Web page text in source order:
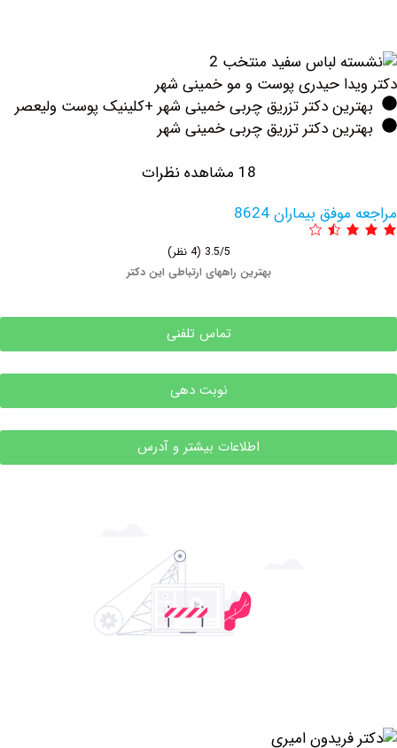
حیدری پوست و مو خمینی شهر
دکتر تزریق چربی خمینی شهر +کلینیک پوست ولیعصر
دکتر تزریق چربی خمینی شهر
بیماران 8624
بهترین راههای ارتباطی این دکتر
تماس تلفنی
نوبت دهی
اطلاعات بیشتر و آدرس